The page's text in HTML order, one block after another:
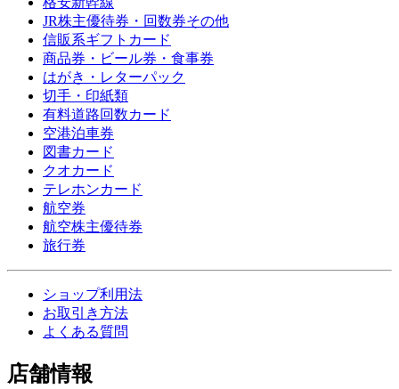
JR株主優待券・回数券その他
信販系ギフトカード
商品券・ビール券・食事券
はがき・レターパック
切手・印紙類
有料道路回数カード
空港泊車券
図書カード
クオカード
テレホンカード
航空券
航空株主優待券
旅行券
ショップ利用法
お取引き方法
よくある質問
店舗情報